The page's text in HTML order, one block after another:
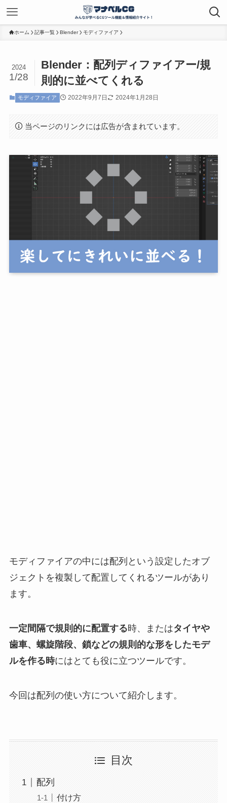
ホーム 記事一覧 Blender モディファイア
Blender：配列ディファイアー/規
則的に並べてくれる
2024
1/28
モディファイア 2022年9月7日 2024年1月28日
当ページのリンクには広告が含まれています。
モディファイアの中には配列という設定したオブ
ジェクトを複製して配置してくれるツールがあり
ます。
一定間隔で規則的に配置する時、またはタイヤや
歯車、螺旋階段、鎖などの規則的な形をしたモデ
ルを作る時にはとても役に立つツールです。
今回は配列の使い方について紹介します。
目次
配列
付け方